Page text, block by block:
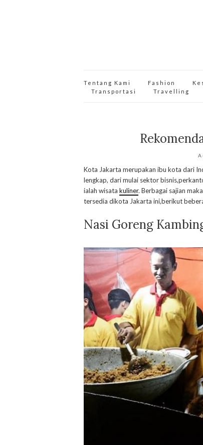
Tentang Kami Fashion
Transportasi
Travelling
Kota Jakarta merupakan ibu kota dari
lengkap, dari mulai sektor
ialah wisata kuliner. Berbagai sajian
tersedia dikota Jakarta ini,berikut
Nasi Goreng